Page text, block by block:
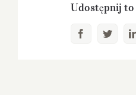
Udostępnij
FacebookTwitter